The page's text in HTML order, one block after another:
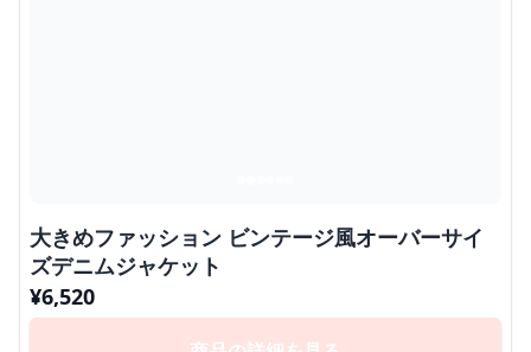
大きめファッション ビンテージ風オーバーサイ
ズデニムジャケット
¥6,520